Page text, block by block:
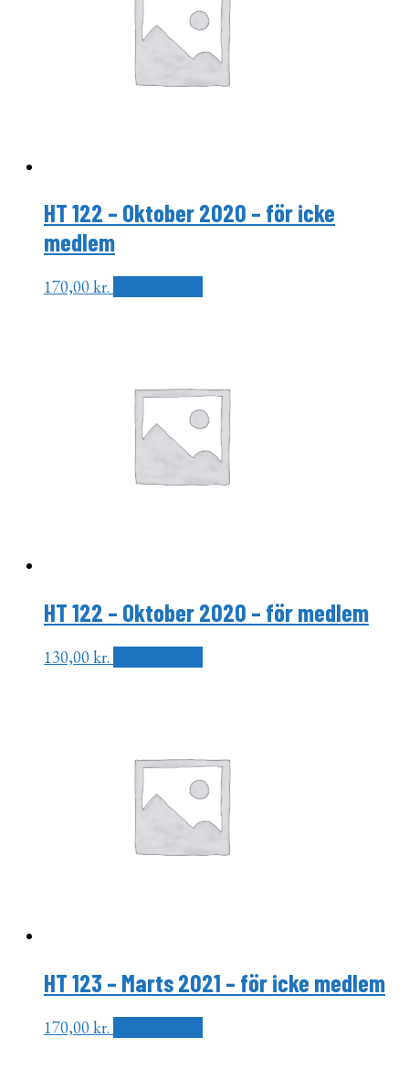
HT 122 – Oktober 2020 – för icke
medlem
170,00kr.
HT 122 – Oktober 2020 – för medlem
130,00kr.
HT 123 – Marts 2021 – för icke medlem
170,00kr.